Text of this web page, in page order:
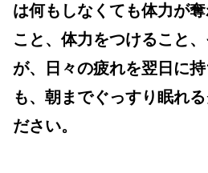
は何もしなくても体力が
こと、体力をつけること
が、日々の疲れを翌日に
も、朝までぐっすり眠れ
ださい。